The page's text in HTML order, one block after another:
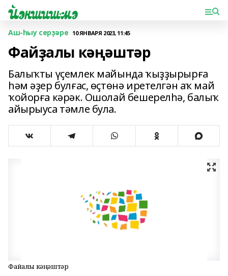
Аш-һыу серҙәре 10 ЯНВАРЯ 2023, 11:45
Файҙалы кәңәштәр
Балыҡты үҫемлек майында ҡыҙҙырырға
һәм әҙер булғас, өҫтөнә иретелгән аҡ май
ҡойорға кәрәк. Ошолай бешерелһә, балыҡ
айырыуса тәмле була.
Файҙалы кәңәштәр